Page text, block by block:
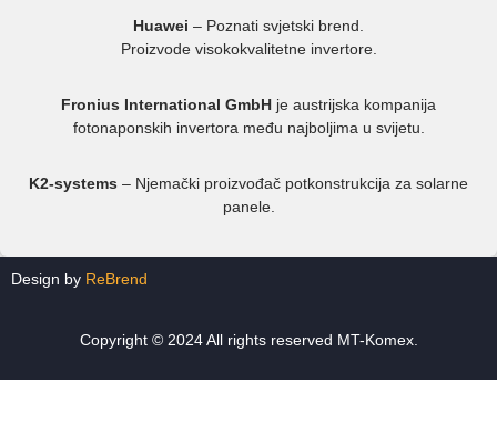
Huawei – Poznati svjetski brend.
Proizvode visokokvalitetne invertore.
Fronius International GmbH je austrijska kompanija
fotonaponskih invertora među najboljima u svijetu.
K2-systems – Njemački proizvođač potkonstrukcija za solarne
panele.
Design by ReBrend
Copyright © 2024 All rights reserved MT-Komex.